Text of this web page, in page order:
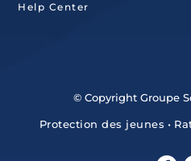
Help Center
© Copyright Groupe
Protection des jeunes •